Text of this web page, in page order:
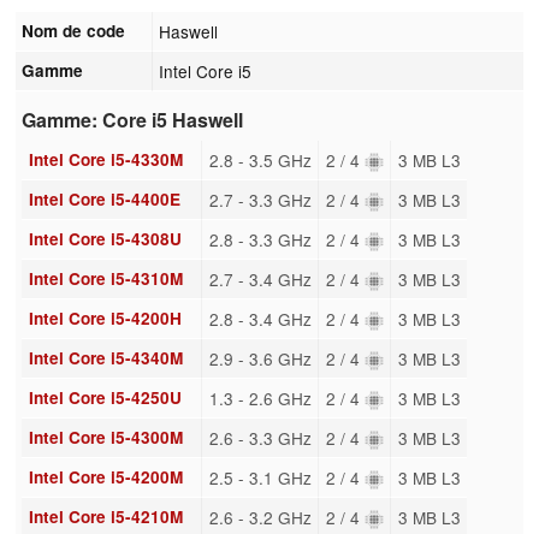
Nom de code Haswell
Gamme Intel Core i5
Gamme: Core i5 Haswell
Intel Core i5-4330M 2.8 - 3.5 GHz 2 / 4 3 MB L3
Intel Core i5-4400E 2.7 - 3.3 GHz 2 / 4 3 MB L3
Intel Core i5-4308U 2.8 - 3.3 GHz 2 / 4 3 MB L3
Intel Core i5-4310M 2.7 - 3.4 GHz 2 / 4 3 MB L3
Intel Core i5-4200H 2.8 - 3.4 GHz 2 / 4 3 MB L3
Intel Core i5-4340M 2.9 - 3.6 GHz 2 / 4 3 MB L3
Intel Core i5-4250U 1.3 - 2.6 GHz 2 / 4 3 MB L3
Intel Core i5-4300M 2.6 - 3.3 GHz 2 / 4 3 MB L3
Intel Core i5-4200M 2.5 - 3.1 GHz 2 / 4 3 MB L3
Intel Core i5-4210M 2.6 - 3.2 GHz 2 / 4 3 MB L3